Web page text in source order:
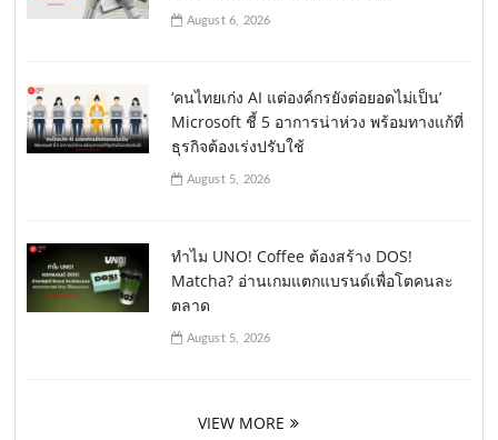
August 6, 2026
‘คนไทยเก่ง AI แต่องค์กรยังต่อยอดไม่เป็น’
Microsoft ชี้ 5 อาการน่าห่วง พร้อมทางแก้ที่
ธุรกิจต้องเร่งปรับใช้
August 5, 2026
ทำไม UNO! Coffee ต้องสร้าง DOS!
Matcha? อ่านเกมแตกแบรนด์เพื่อโตคนละ
ตลาด
August 5, 2026
VIEW MORE